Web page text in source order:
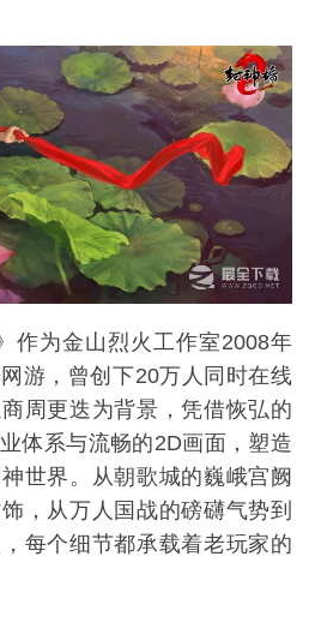
为金山烈火工作室2008年
游，曾创下20万人同时在线
周更迭为背景，凭借恢弘的
体系与流畅的2D画面，塑造
世界。从朝歌城的巍峨宫阙
，从万人国战的磅礴气势到
每个细节都承载着老玩家的